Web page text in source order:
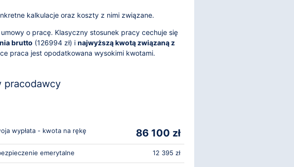
kalkulacje oraz koszty z nimi związane.
o pracę. Klasyczny stosunek pracy cechuje się
brutto (126994 zł) i najwyższą kwotą związaną z
praca jest opodatkowana wysokimi kwotami.
pracodawcy
wypłata - kwota na rękę 86 100 zł
emerytalne 12 395 zł